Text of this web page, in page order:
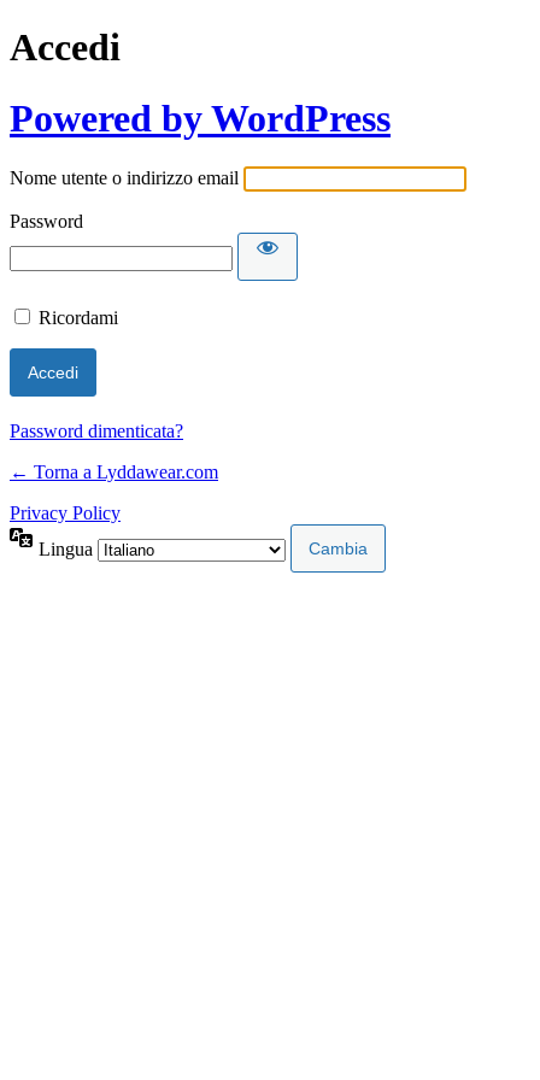
Accedi
Powered by WordPress
Nome utente o indirizzo email
Password
Ricordami
Password dimenticata?
← Torna a Lyddawear.com
Privacy Policy
Lingua